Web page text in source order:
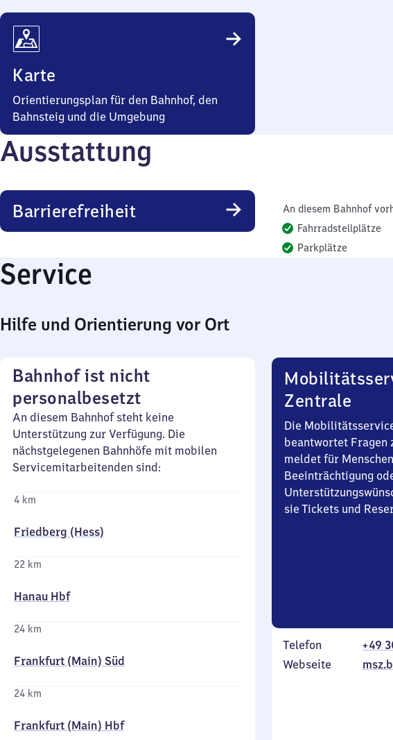
Karte
Orientierungsplan für den Bahnhof, den
Bahnsteig und die Umgebung
Ausstattung
Barrierefreiheit
An diesem Bahnhof
Fahrradstellplätze
Parkplätze
Service
Hilfe und Orientierung vor Ort
Bahnhof ist nicht
personalbesetzt
An diesem Bahnhof steht keine
Unterstützung zur Verfügung. Die
nächstgelegenen Bahnhöfe mit mobilen
Servicemitarbeitenden sind:
4 km
Friedberg (Hess)
22 km
Hanau Hbf
24 km
Frankfurt (Main) Süd
24 km
Frankfurt (Main) Hbf
Zentrale
Die
beantwortet
meldet für
Beeinträchtigung
sie Tickets und
Telefon
+49
Webseite